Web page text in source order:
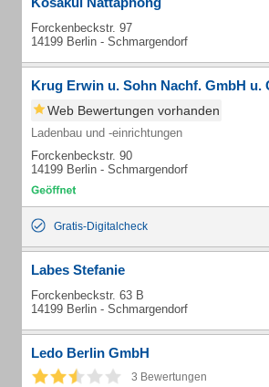
Forckenbeckstr. 97
14199 Berlin - Schmargendorf
Krug Erwin u. Sohn Nachf. GmbH u.
Web Bewertungen vorhanden
Ladenbau und -einrichtungen
Forckenbeckstr. 90
14199 Berlin - Schmargendorf
Gratis-Digitalcheck
Labes Stefanie
Forckenbeckstr. 63 B
14199 Berlin - Schmargendorf
Ledo Berlin GmbH
3 Bewertungen